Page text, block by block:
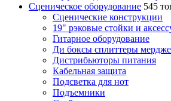
Сценическое оборудование 545
Сценические конструкции
19" рэковые стойки и
Гитарное оборудование
Ди боксы сплиттеры
Дистрибьюторы питания
Кабельная защита
Подсветка для нот
Подъемники